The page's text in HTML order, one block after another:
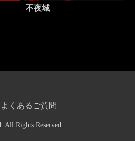
不夜城
よくあるご質問
Rights Reserved.